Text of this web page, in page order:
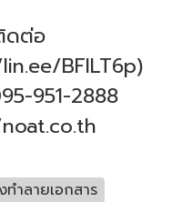
ดต่อ
BFILT6p)
951-2888
ทำลายเอกสาร